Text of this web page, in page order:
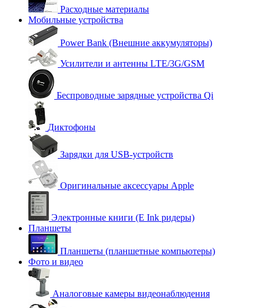
Расходные материалы
Мобильные устройства
Power Bank (Внешние аккумуляторы)
Усилители и антенны LTE/3G/GSM
Беспроводные зарядные устройства Qi
Диктофоны
Зарядки для USB-устройств
Оригинальные аксессуары Apple
Электронные книги (E Ink ридеры)
Планшеты
Планшеты (планшетные компьютеры)
Фото и видео
Аналоговые камеры видеонаблюдения